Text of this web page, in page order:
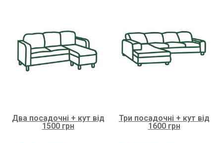
Два посадочні + кут від
1500 грн
Три посадочні + кут від
1600 грн